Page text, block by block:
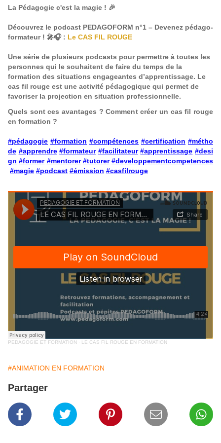
La Pédagogie c'est la magie ! 🎉
Découvrez le podcast PEDAGOFORM n°1 – Devenez pédago-
formateur ! 🎤🎧 : Le CAS FIL ROUGE
Une série de plusieurs podcasts pour permettre à toutes les
personnes qui le souhaitent de faire du temps de la
formation des situations engageantes d’apprentissage. Le
cas fil rouge est une activité pédagogique qui permet de
favoriser la projection en situation professionnelle.
Quels sont ces avantages ? Comment créer un cas fil rouge
en formation ?
#pédagogie #formation #compétences #certification #métho
de #apprendre #formateur #facilitateur #apprentissage #desi
gn #former #mentorer #tutorer #developpementcompetences
#magie #podcast #émission #casfilrouge
PEDAGOGIE ET FORMATION · LE CAS FIL ROUGE EN FORMATION
#ANIMATION EN FORMATION
Partager